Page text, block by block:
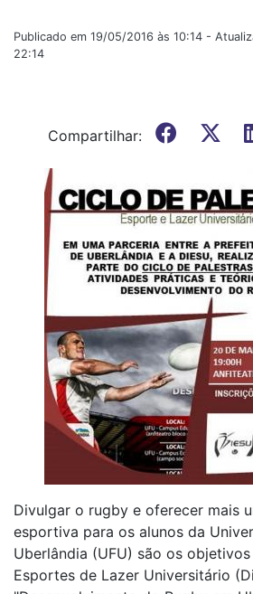
Publicado em 19/05/2016 às 10:14 -
22:14
Compartilhar:
Divulgar o rugby e oferecer mais
esportiva para os alunos da
Uberlândia (UFU) são os
Esportes de Lazer Universitário